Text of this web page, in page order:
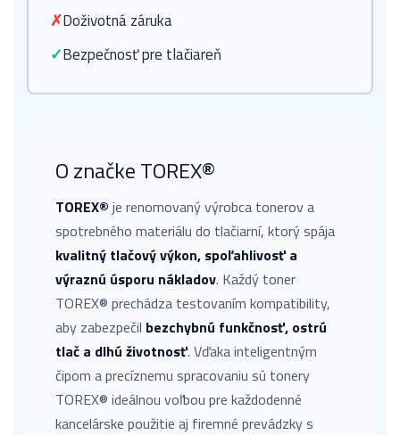
✗Doživotná záruka
✓Bezpečnosť pre tlačiareň
O značke TOREX®
TOREX® je renomovaný výrobca tonerov a
spotrebného materiálu do tlačiarní, ktorý spája
kvalitný tlačový výkon, spoľahlivosť a
výraznú úsporu nákladov. Každý toner
TOREX® prechádza testovaním kompatibility,
aby zabezpečil bezchybnú funkčnosť, ostrú
tlač a dlhú životnosť. Vďaka inteligentným
čipom a precíznemu spracovaniu sú tonery
TOREX® ideálnou voľbou pre každodenné
kancelárske použitie aj firemné prevádzky s